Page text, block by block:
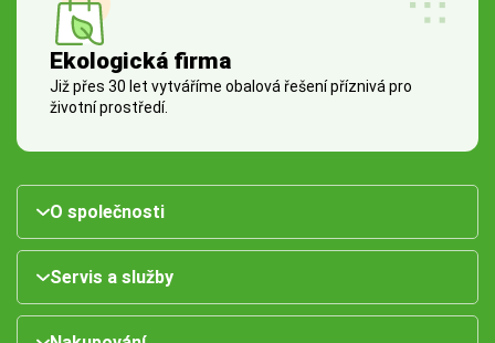
Ekologická firma
Již přes 30 let vytváříme obalová řešení příznivá pro
životní prostředí.
O společnosti
Servis a služby